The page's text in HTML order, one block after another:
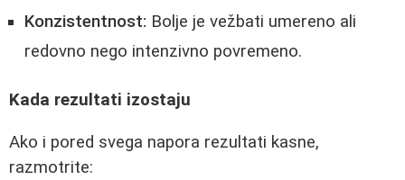
Konzistentnost: Bolje je vežbati umereno ali
redovno nego intenzivno povremeno.
Kada rezultati izostaju
Ako i pored svega napora rezultati kasne,
razmotrite: